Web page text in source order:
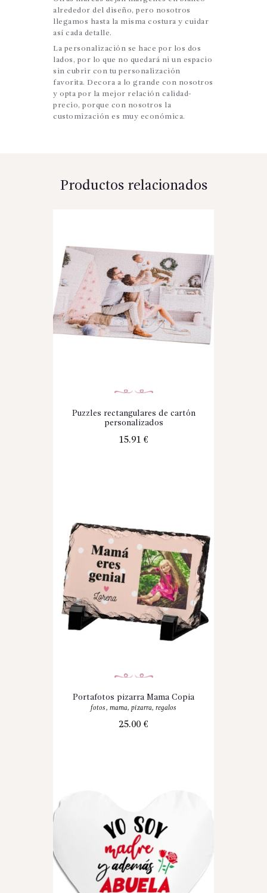
alrededor del diseño, pero nosotros
llegamos hasta la misma costura y cuidar
así cada detalle.
La personalización se hace por los dos
lados, por lo que no quedará ni un espacio
sin cubrir con tu personalización
favorita. Decora a lo grande con nosotros
y opta por la mejor relación calidad-
precio, porque con nosotros la
customización es muy económica.
Productos relacionados
Puzzles rectangulares de cartón
personalizados
15.91 €
Portafotos pizarra Mama Copia
fotos, mama,pizarra,regalos
25.00 €